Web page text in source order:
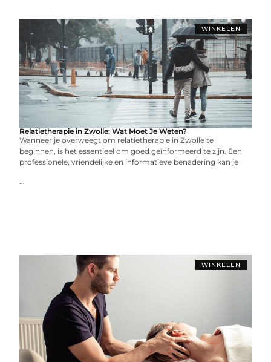
WINKELEN
Relatietherapie in Zwolle: Wat Moet Je Weten?
Wanneer je overweegt om relatietherapie in Zwolle te
beginnen, is het essentieel om goed geïnformeerd te zijn. Een
professionele, vriendelijke en informatieve benadering kan je
...
WINKELEN